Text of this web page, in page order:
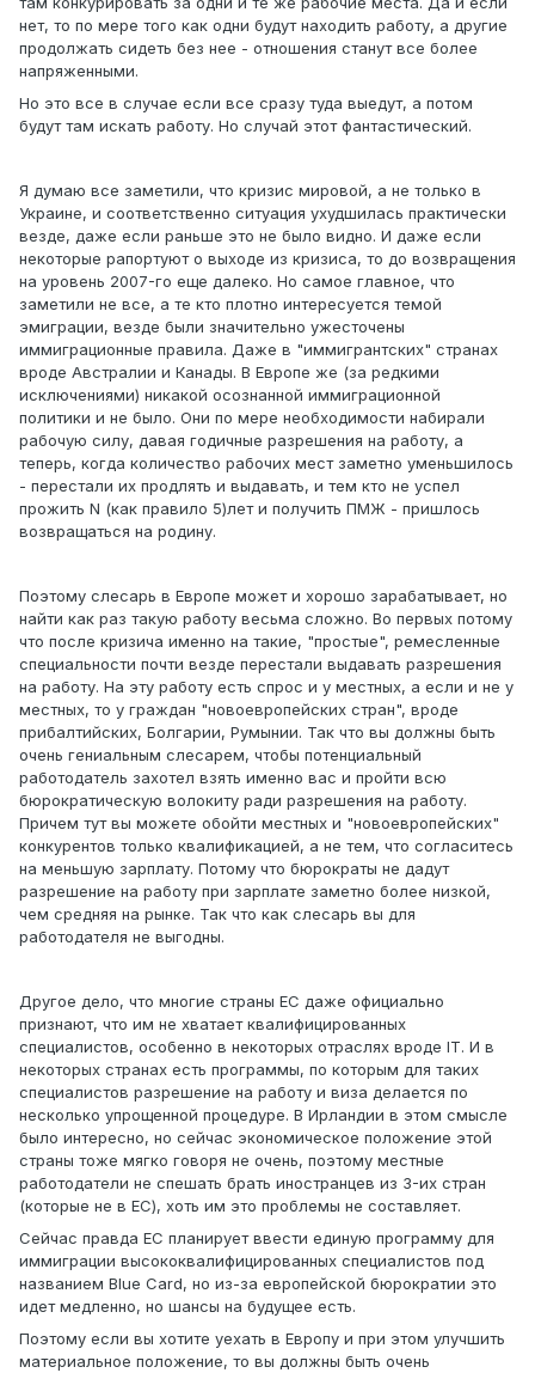
нет, то по мере того как одни будут находить работу, а другие
продолжать сидеть без нее - отношения станут все более
напряженными.
Но это все в случае если все сразу туда выедут, а потом
будут там искать работу. Но случай этот фантастический.
Я думаю все заметили, что кризис мировой, а не только в
Украине, и соответственно ситуация ухудшилась практически
везде, даже если раньше это не было видно. И даже если
некоторые рапортуют о выходе из кризиса, то до возвращения
на уровень 2007-го еще далеко. Но самое главное, что
заметили не все, а те кто плотно интересуется темой
эмиграции, везде были значительно ужесточены
иммиграционные правила. Даже в "иммигрантских" странах
вроде Австралии и Канады. В Европе же (за редкими
исключениями) никакой осознанной иммиграционной
политики и не было. Они по мере необходимости набирали
рабочую силу, давая годичные разрешения на работу, а
теперь, когда количество рабочих мест заметно уменьшилось
- перестали их продлять и выдавать, и тем кто не успел
прожить N (как правило 5)лет и получить ПМЖ - пришлось
возвращаться на родину.
Поэтому слесарь в Европе может и хорошо зарабатывает, но
найти как раз такую работу весьма сложно. Во первых потому
что после кризича именно на такие, "простые", ремесленные
специальности почти везде перестали выдавать разрешения
на работу. На эту работу есть спрос и у местных, а если и не у
местных, то у граждан "новоевропейских стран", вроде
прибалтийских, Болгарии, Румынии. Так что вы должны быть
очень гениальным слесарем, чтобы потенциальный
работодатель захотел взять именно вас и пройти всю
бюрократическую волокиту ради разрешения на работу.
Причем тут вы можете обойти местных и "новоевропейских"
конкурентов только квалификацией, а не тем, что согласитесь
на меньшую зарплату. Потому что бюрократы не дадут
разрешение на работу при зарплате заметно более низкой,
чем средняя на рынке. Так что как слесарь вы для
работодателя не выгодны.
Другое дело, что многие страны ЕС даже официально
признают, что им не хватает квалифицированных
специалистов, особенно в некоторых отраслях вроде IT. И в
некоторых странах есть программы, по которым для таких
специалистов разрешение на работу и виза делается по
несколько упрощенной процедуре. В Ирландии в этом смысле
было интересно, но сейчас экономическое положение этой
страны тоже мягко говоря не очень, поэтому местные
работодатели не спешать брать иностранцев из 3-их стран
(которые не в ЕС), хоть им это проблемы не составляет.
Сейчас правда EC планирует ввести единую программу для
иммиграции высококвалифицированных специалистов под
названием Blue Card, но из-за европейской бюрократии это
идет медленно, но шансы на будущее есть.
Поэтому если вы хотите уехать в Европу и при этом улучшить
материальное положение, то вы должны быть очень